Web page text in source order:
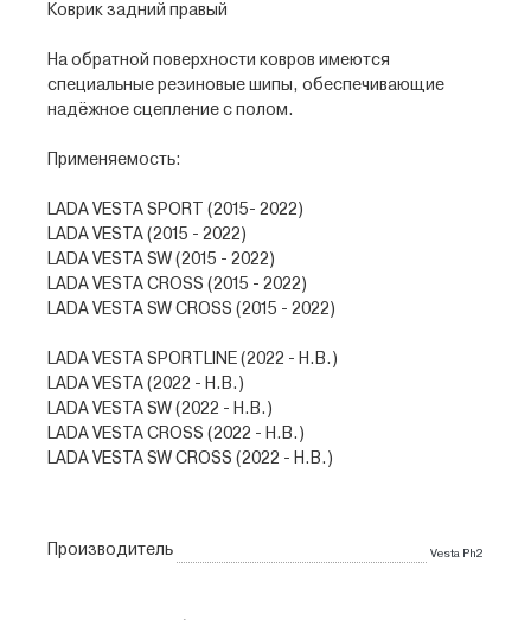
Коврик задний правый
На обратной поверхности ковров имеются
специальные резиновые шипы, обеспечивающие
надёжное сцепление с полом.
Применяемость:
LADA VESTA SPORT (2015- 2022)
LADA VESTA (2015 - 2022)
LADA VESTA SW (2015 - 2022)
LADA VESTA CROSS (2015 - 2022)
LADA VESTA SW CROSS (2015 - 2022)
LADA VESTA SPORTLINE (2022 - Н.В.)
LADA VESTA (2022 - Н.В.)
LADA VESTA SW (2022 - Н.В.)
LADA VESTA CROSS (2022 - Н.В.)
LADA VESTA SW CROSS (2022 - Н.В.)
Производитель Vesta Ph2